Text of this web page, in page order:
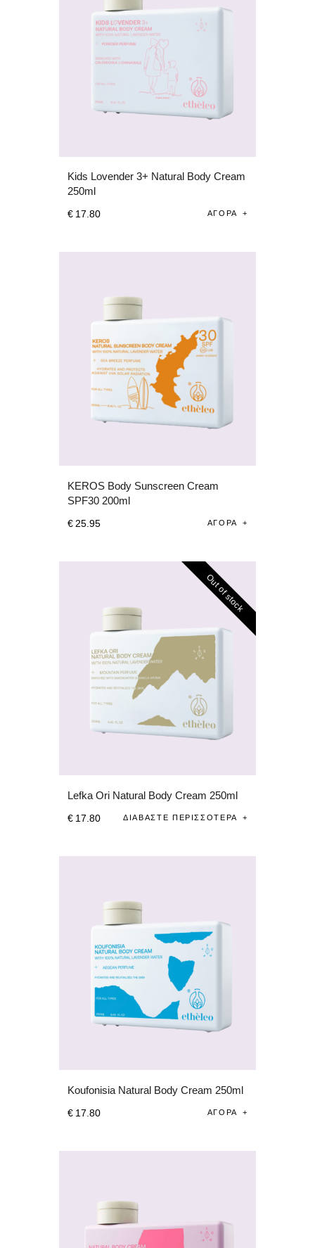
Kids Lovender 3+ Natural Body Cream
250ml
€ 17 .80 ΑΓΟΡΆ
KEROS Body Sunscreen Cream
SPF30 200ml
€ 25 .95 ΑΓΟΡΆ
Out of stock
Lefka Ori Natural Body Cream 250ml
€ 17 .80 ΔΙΑΒΆΣΤΕ ΠΕΡΙΣΣΌΤΕΡΑ
Koufonisia Natural Body Cream 250ml
€ 17 .80 ΑΓΟΡΆ